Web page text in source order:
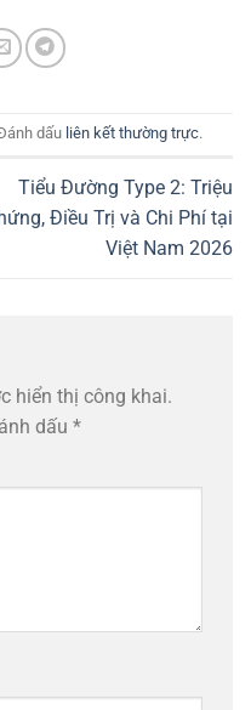
dấu liên kết thường trực.
Tiểu Đường Type 2: Triệu
Điều Trị và Chi Phí tại
Việt Nam 2026
hiển thị công khai.
dấu *